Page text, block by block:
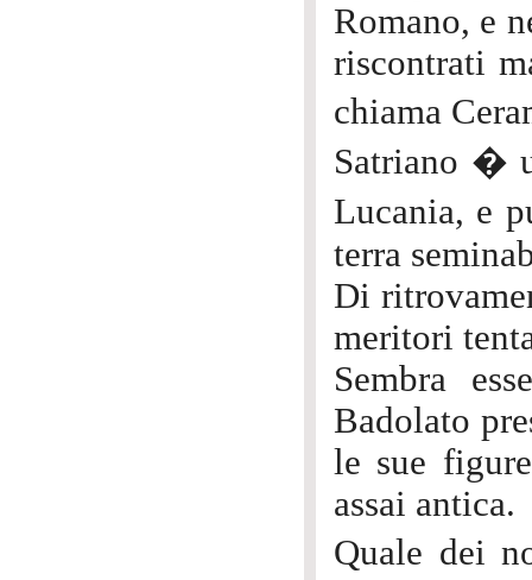
Romano, e
riscontrati
chiama
Satriano �
Lucania, e
terra
Di
meritori
Sembra
Badolato
le sue
assai antica.
Quale dei